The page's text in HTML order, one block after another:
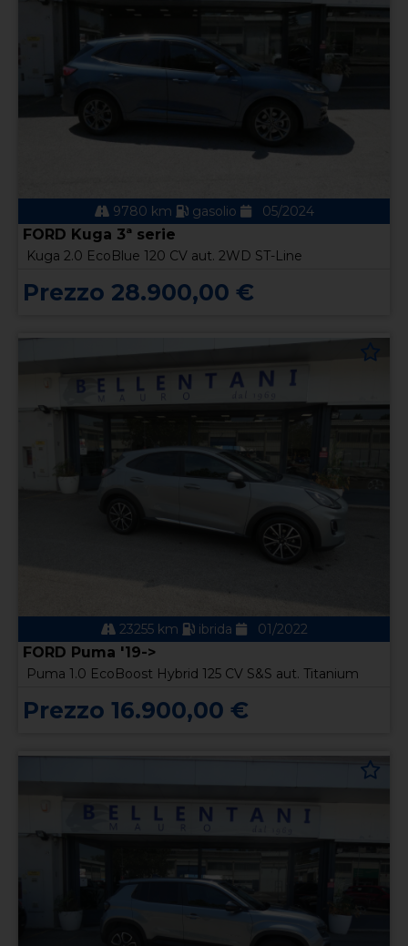
9780 km gasolio 05/2024
FORD Kuga 3ª serie
Kuga 2.0 EcoBlue 120 CV aut. 2WD ST-Line
Prezzo 28.900,00 €
23255 km ibrida 01/2022
FORD Puma '19->
Puma 1.0 EcoBoost Hybrid 125 CV S&S aut. Titanium
Prezzo 16.900,00 €